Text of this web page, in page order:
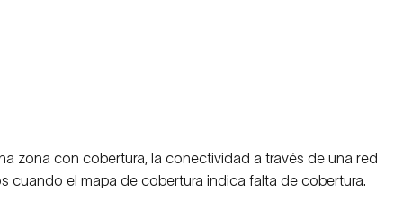
zona con cobertura, la conectividad a través de una red
cuando el mapa de cobertura indica falta de cobertura.